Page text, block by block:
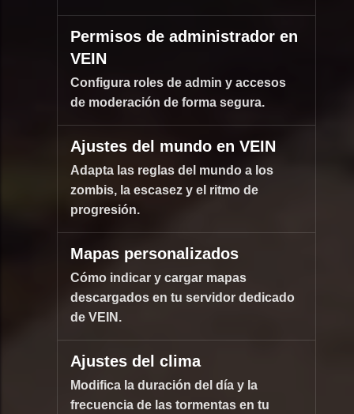
Permisos de administrador en
VEIN
Configura roles de admin y accesos
de moderación de forma segura.
Ajustes del mundo en VEIN
Adapta las reglas del mundo a los
zombis, la escasez y el ritmo de
progresión.
Mapas personalizados
Cómo indicar y cargar mapas
descargados en tu servidor dedicado
de VEIN.
Ajustes del clima
Modifica la duración del día y la
frecuencia de las tormentas en tu